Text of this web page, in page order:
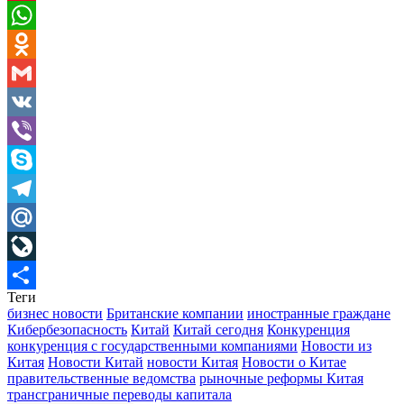
Pinterest
WhatsApp
Odnoklassniki
Gmail
VK
Viber
Skype
Telegram
Mail.Ru
LiveJournal
Отправить
Теги
бизнес новости Британские компании иностранные граждане
Кибербезопасность Китай Китай сегодня Конкуренция
конкуренция с государственными компаниями Новости из
Китая Новости Китай новости Китая Новости о Китае
правительственные ведомства рыночные реформы Китая
трансграничные переводы капитала